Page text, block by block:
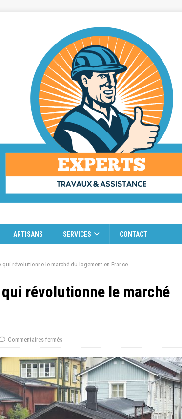
ARTISANS SERVICES CONTACT
qui révolutionne le marché du logement en France
révolutionne le marché
Commentaires fermés